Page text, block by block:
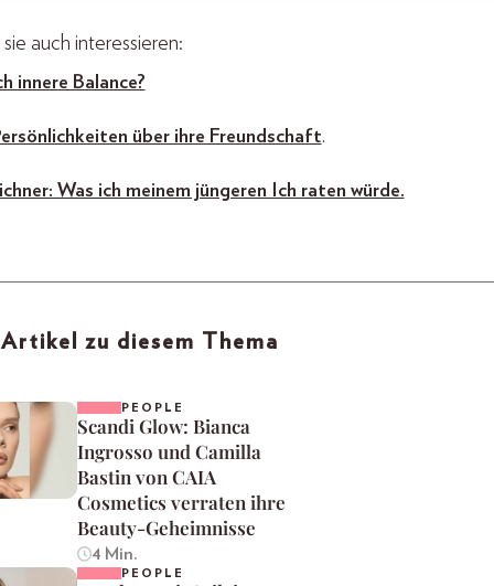
auch interessieren:
innere Balance?
über ihre Freundschaft.
Was ich meinem jüngeren Ich raten würde.
zu diesem Thema
PEOPLE
Scandi Glow: Bianca
Ingrosso und Camilla
Bastin von CAIA
Cosmetics verraten ihre
Beauty-Geheimnisse
4 Min.
PEOPLE